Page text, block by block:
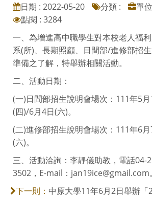
日期 : 2022-05-20 分類 :
單
點閱 : 3284
一、為增進高中職學生對本校老人福
系(所)、長期照顧、日間部/進修部招
準備之了解，特舉辦相關活動。
二、活動日期：
(一)日間部招生說明會場次：111年5
(四)/6月4日(六)。
(二)進修部招生說明會場次：111年6
(六)。
三、活動洽詢：李靜儀助教，電話04-
3502，E-mail：jan19ice@gmail.com。
下一則： 中原大學11年6月2日舉辦「